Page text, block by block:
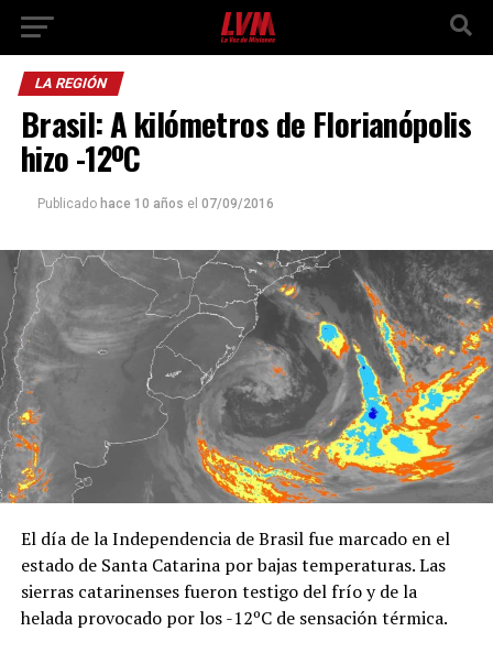
LA REGIÓN
Brasil: A kilómetros de Florianópolis
hizo -12ºC
Publicado hace 10 años el 07/09/2016
El día de la Independencia de Brasil fue marcado en el
estado de Santa Catarina por bajas temperaturas. Las
sierras catarinenses fueron testigo del frío y de la
helada provocado por los -12ºC de sensación térmica.